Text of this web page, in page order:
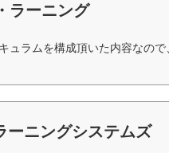
ラーニング
ュラムを構成頂いた内容なの
ーニングシステムズ